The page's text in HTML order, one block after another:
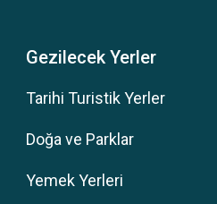
Gezilecek Yerler
Tarihi Turistik Yerler
Doğa ve Parklar
Yemek Yerleri